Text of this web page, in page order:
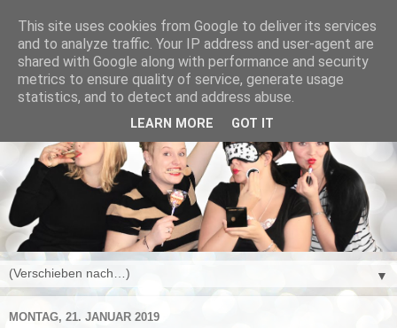
▼
MONTAG, 21. JANUAR 2019
This site uses cookies from Google to deliver its services
and to analyze traffic. Your IP address and user-agent are
shared with Google along with performance and security
metrics to ensure quality of service, generate usage
statistics, and to detect and address abuse.
LEARN MORE GOT IT